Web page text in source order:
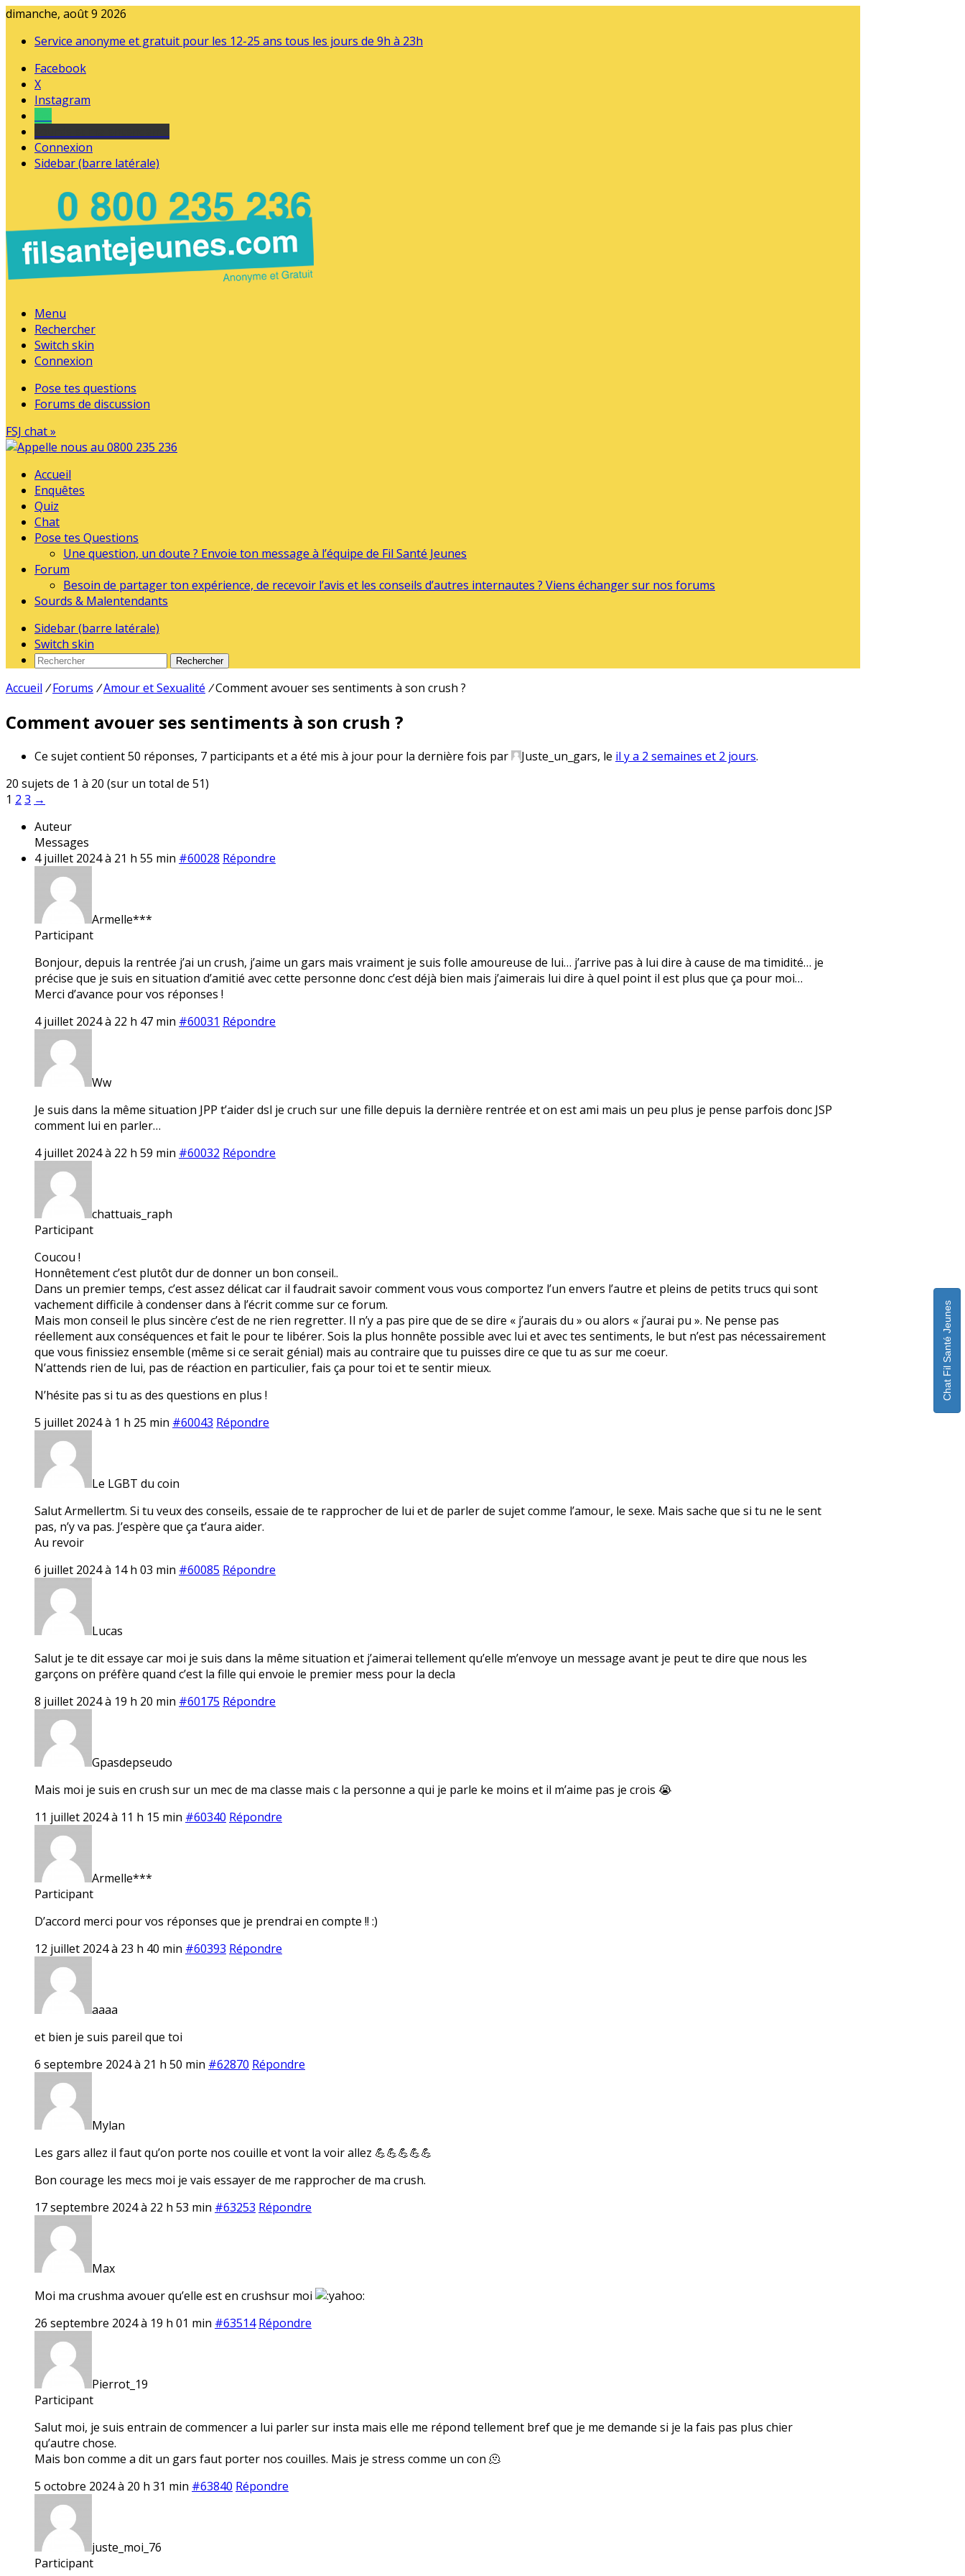
dimanche, août 9 2026
Service anonyme et gratuit pour les 12-25 ans tous les jours de 9h à 23h
Facebook
X
Instagram
Connexion
Sidebar (barre latérale)
Menu
Rechercher
Switch skin
Connexion
Pose tes questions
Forums de discussion
FSJ chat »
Accueil
Enquêtes
Quiz
Chat
Pose tes Questions
Une question, un doute ? Envoie ton message à l’équipe de Fil Santé Jeunes
Forum
Besoin de partager ton expérience, de recevoir l’avis et les conseils d’autres internautes ? Viens échanger sur nos forums
Sourds & Malentendants
Sidebar (barre latérale)
Switch skin
Rechercher
Accueil / Forums /Amour et Sexualité /Comment avouer ses sentiments à son crush ?
Comment avouer ses sentiments à son crush ?
Ce sujet contient 50 réponses, 7 participants et a été mis à jour pour la dernière fois par Juste_un_gars, le il y a 2 semaines et 2 jours.
20 sujets de 1 à 20 (sur un total de 51)
1 2 3 →
Auteur
Messages
4 juillet 2024 à 21 h 55 min #60028 Répondre
Armelle***
Participant
Bonjour, depuis la rentrée j’ai un crush, j’aime un gars mais vraiment je suis folle amoureuse de lui… j’arrive pas à lui dire à cause de ma timidité… je
précise que je suis en situation d’amitié avec cette personne donc c’est déjà bien mais j’aimerais lui dire à quel point il est plus que ça pour moi…
Merci d’avance pour vos réponses !
4 juillet 2024 à 22 h 47 min #60031 Répondre
Ww
Je suis dans la même situation JPP t’aider dsl je cruch sur une fille depuis la dernière rentrée et on est ami mais un peu plus je pense parfois donc JSP
comment lui en parler…
4 juillet 2024 à 22 h 59 min #60032 Répondre
chattuais_raph
Participant
Coucou !
Honnêtement c’est plutôt dur de donner un bon conseil..
Dans un premier temps, c’est assez délicat car il faudrait savoir comment vous vous comportez l’un envers l’autre et pleins de petits trucs qui sont
vachement difficile à condenser dans à l’écrit comme sur ce forum.
Mais mon conseil le plus sincère c’est de ne rien regretter. Il n’y a pas pire que de se dire « j’aurais du » ou alors « j’aurai pu ». Ne pense pas
réellement aux conséquences et fait le pour te libérer. Sois la plus honnête possible avec lui et avec tes sentiments, le but n’est pas nécessairement
que vous finissiez ensemble (même si ce serait génial) mais au contraire que tu puisses dire ce que tu as sur me coeur.
N’attends rien de lui, pas de réaction en particulier, fais ça pour toi et te sentir mieux.
N’hésite pas si tu as des questions en plus !
5 juillet 2024 à 1 h 25 min #60043 Répondre
Le LGBT du coin
Salut Armellertm. Si tu veux des conseils, essaie de te rapprocher de lui et de parler de sujet comme l’amour, le sexe. Mais sache que si tu ne le sent
pas, n’y va pas. J’espère que ça t’aura aider.
Au revoir
6 juillet 2024 à 14 h 03 min #60085 Répondre
Lucas
Salut je te dit essaye car moi je suis dans la même situation et j’aimerai tellement qu’elle m’envoye un message avant je peut te dire que nous les
garçons on préfère quand c’est la fille qui envoie le premier mess pour la decla
8 juillet 2024 à 19 h 20 min #60175 Répondre
Gpasdepseudo
Mais moi je suis en crush sur un mec de ma classe mais c la personne a qui je parle ke moins et il m’aime pas je crois 😭
11 juillet 2024 à 11 h 15 min #60340 Répondre
Armelle***
Participant
D’accord merci pour vos réponses que je prendrai en compte !! :)
12 juillet 2024 à 23 h 40 min #60393 Répondre
aaaa
et bien je suis pareil que toi
6 septembre 2024 à 21 h 50 min #62870 Répondre
Mylan
Les gars allez il faut qu’on porte nos couille et vont la voir allez 💪💪💪💪💪
Bon courage les mecs moi je vais essayer de me rapprocher de ma crush.
17 septembre 2024 à 22 h 53 min #63253 Répondre
Max
Moi ma crushma avouer qu’elle est en crushsur moi
26 septembre 2024 à 19 h 01 min #63514 Répondre
Pierrot_19
Participant
Salut moi, je suis entrain de commencer a lui parler sur insta mais elle me répond tellement bref que je me demande si je la fais pas plus chier
qu’autre chose.
Mais bon comme a dit un gars faut porter nos couilles. Mais je stress comme un con 🫠
5 octobre 2024 à 20 h 31 min #63840 Répondre
juste_moi_76
Participant
Chat Fil Santé Jeunes